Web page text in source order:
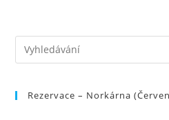
Rezervace – Norkárna